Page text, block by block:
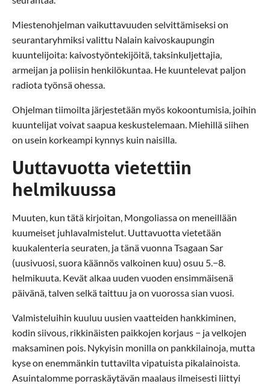
Miestenohjelman vaikuttavuuden selvittämiseksi on
seurantaryhmiksi valittu Nalain kaivoskaupungin
kuuntelijoita: kaivostyöntekijöitä, taksinkuljettajia,
armeijan ja poliisin henkilökuntaa. He kuuntelevat paljon
radiota työnsä ohessa.
Ohjelman tiimoilta järjestetään myös kokoontumisia, joihin
kuuntelijat voivat saapua keskustelemaan. Miehillä siihen
on usein korkeampi kynnys kuin naisilla.
Uuttavuotta vietettiin
helmikuussa
Muuten, kun tätä kirjoitan, Mongoliassa on meneillään
kuumeiset juhlavalmistelut. Uuttavuotta vietetään
kuukalenteria seuraten, ja tänä vuonna Tsagaan Sar
(uusivuosi, suora käännös valkoinen kuu) osuu 5.−8.
helmikuuta. Kevät alkaa uuden vuoden ensimmäisenä
päivänä, talven selkä taittuu ja on vuorossa sian vuosi.
Valmisteluihin kuuluu uusien vaatteiden hankkiminen,
kodin siivous, rikkinäisten paikkojen korjaus − ja velkojen
maksaminen pois. Nykyisin monilla on pankkilainoja, mutta
kyse on enemmänkin tuttavilta vipatuista pikalainoista.
Asuintalomme porraskäytävän maalaus ilmeisesti liittyi